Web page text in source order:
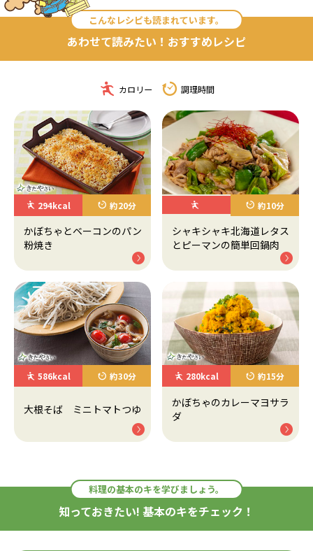
こんなレシピも読まれています。
あわせて読みたい！おすすめレシピ
カロリー 調理時間
294kcal 約20分
かぼちゃとベーコンのパン
粉焼き
約10分
シャキシャキ北海道レタス
とピーマンの簡単回鍋肉
586kcal 約30分
大根そば ミニトマトつゆ
280kcal 約15分
かぼちゃのカレーマヨサラ
ダ
料理の基本のキを学びましょう。
知っておきたい! 基本のキをチェック！